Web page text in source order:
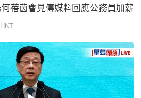
蓓茵會見傳媒料回應公務員加薪